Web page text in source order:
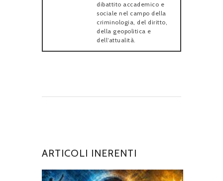
dibattito accademico e
sociale nel campo della
criminologia, del diritto,
della geopolitica e
dell’attualità.
ARTICOLI INERENTI